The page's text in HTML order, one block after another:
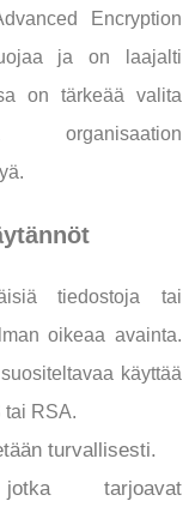
Encryption
ja on laajalti
on tärkeää valita
tiedostoja tai
oikeaa avainta.
käyttää
tai RSA.
turvallisesti.
tarjoavat